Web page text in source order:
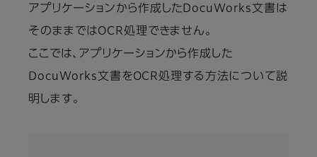
アプリケーションから作成したDocuWorks文書は
そのままではOCR処理できません。
ここでは、アプリケーションから作成した
DocuWorks文書をOCR処理する方法について説
明します。